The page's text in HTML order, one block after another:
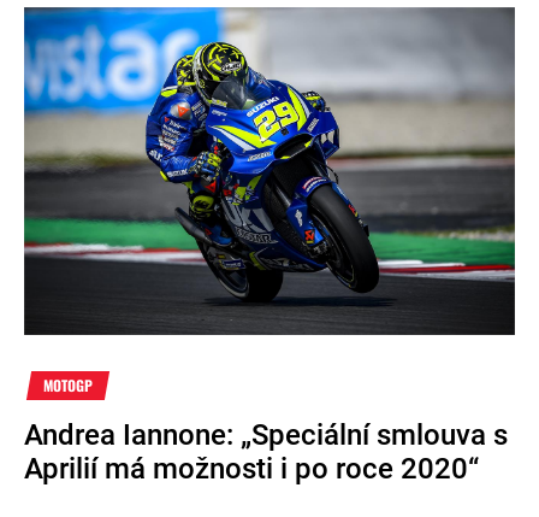
MOTOGP
Andrea Iannone: „Speciální smlouva s
Aprilií má možnosti i po roce 2020“